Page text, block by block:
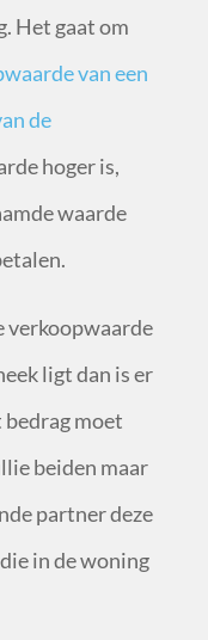
Het gaat om
van een
de
hoger is,
waarde
verkoopwaarde
ligt dan is er
bedrag moet
beiden maar
partner deze
in de woning